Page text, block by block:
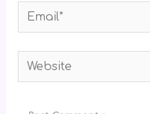
Email*
Website